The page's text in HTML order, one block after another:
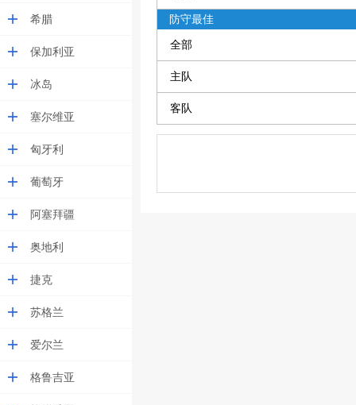
希腊
保加利亚
冰岛
塞尔维亚
匈牙利
葡萄牙
阿塞拜疆
奥地利
捷克
苏格兰
爱尔兰
格鲁吉亚
防守最佳
全部
主队
客队